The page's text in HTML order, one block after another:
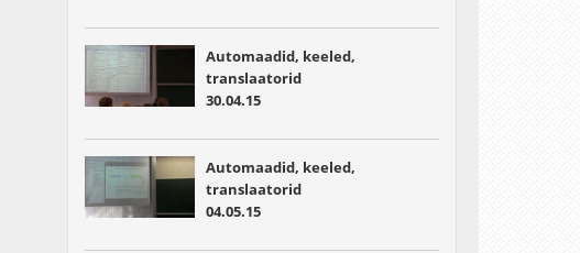
Automaadid, keeled,
translaatorid
30.04.15
Automaadid, keeled,
translaatorid
04.05.15